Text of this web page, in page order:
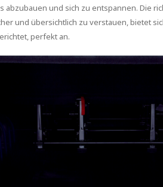
abzubauen und sich zu entspannen. Die
und übersichtlich zu verstauen, bietet
perfekt an.